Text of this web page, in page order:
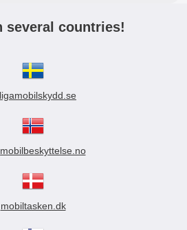
several countries!
mobiltasken.dk